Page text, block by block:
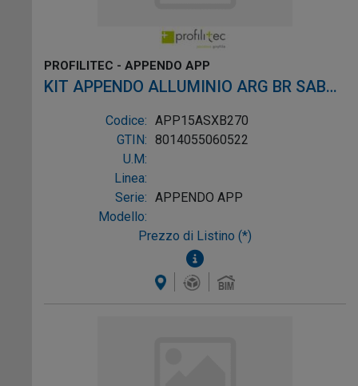
PROFILITEC - APPENDO APP
KIT APPENDO ALLUMINIO ARG BR SAB
Codice: APP15ASXB270
GTIN: 8014055060522
U.M:
Linea:
Serie: APPENDO APP
Modello:
Prezzo di Listino (*)